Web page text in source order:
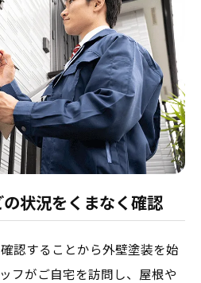
状況をくまなく確認
認することから外壁塗装を始
フがご自宅を訪問し、屋根や